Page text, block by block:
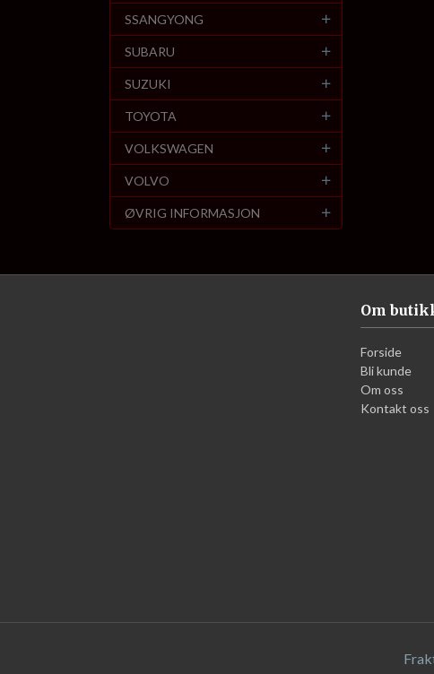
SSANGYONG
SUBARU
SUZUKI
TOYOTA
VOLKSWAGEN
VOLVO
ØVRIG INFORMASJON
Om
Forside
Bli kunde
Om oss
Kontakt oss